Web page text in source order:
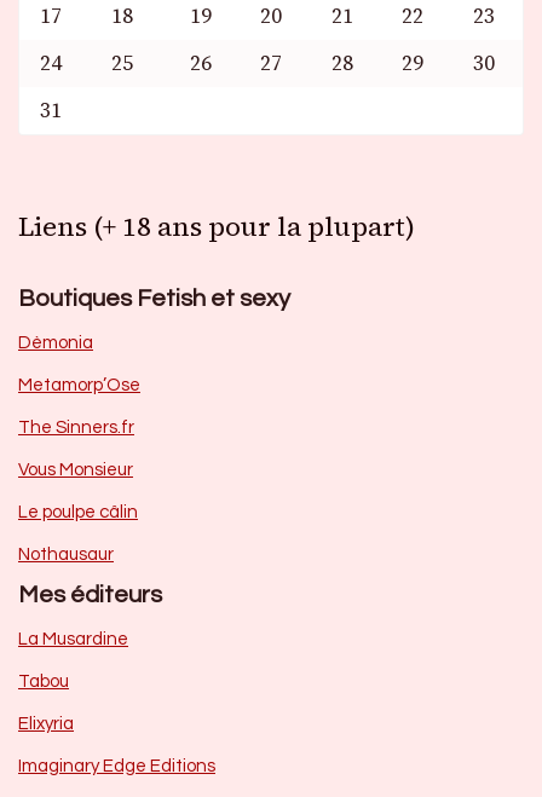
17
18 19 20 21 22
23
24
25 26 27 28 29
30
31
Liens (+ 18 ans pour la plupart)
Boutiques Fetish et sexy
Dèmonia
Metamorp’Ose
The Sinners.fr
Vous Monsieur
Le poulpe câlin
Nothausaur
Mes éditeurs
La Musardine
Tabou
Elixyria
Imaginary Edge Editions